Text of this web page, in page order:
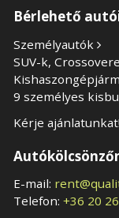
Bérlehető
Személyautók
SUV-k,
9 személyes
Kérje ajánlatunkat!
E-mail:
Telefon:+36 20